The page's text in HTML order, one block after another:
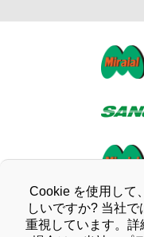
CSRの取り組み
コンプライアンス
企業行動憲章
IRに関するご質問
ディスクロージャーポ
免責事項
Cookie を使用して
しいですか? 当社
重視しています。